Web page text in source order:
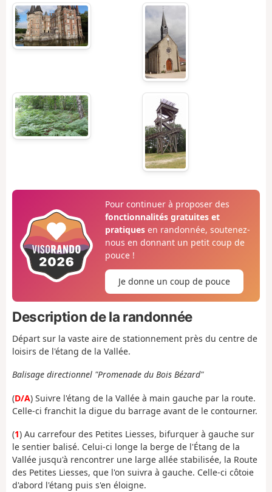
Pour continuer à proposer des
fonctionnalités gratuites et
pratiquesen randonnée, soutenez-
nous en donnant un petit coup de
pouce !
Je donne un coup de pouce
Description de la randonnée
Départ sur la vaste aire de stationnement près du centre de
loisirs de l'étang de la Vallée.
Balisage directionnel "Promenade du Bois Bézard"
(D/A) Suivre l'étang de la Vallée à main gauche par la route.
Celle-ci franchit la digue du barrage avant de le contourner.
(1) Au carrefour des Petites Liesses, bifurquer à gauche sur
le sentier balisé. Celui-ci longe la berge de l'Étang de la
Vallée jusqu'à rencontrer une large allée stabilisée, la Route
des Petites Liesses, que l'on suivra à gauche. Celle-ci côtoie
d'abord l'étang puis s'en éloigne.